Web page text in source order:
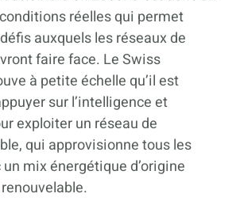
réelles qui permet
auxquels les réseaux de
faire face. Le Swiss
à petite échelle qu’il est
sur l’intelligence et
exploiter un réseau de
qui approvisionne tous les
mix énergétique d’origine